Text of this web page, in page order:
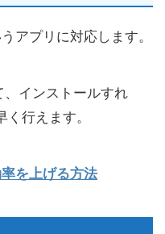
アプリに対応します。
インストールすれ
行えます。
を上げる方法